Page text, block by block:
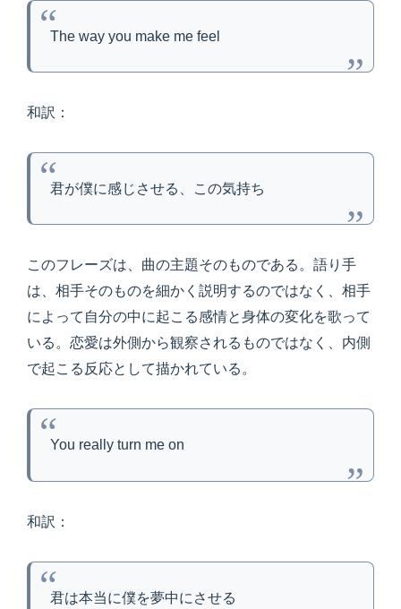
The way you make me feel
和訳：
君が僕に感じさせる、この気持ち
このフレーズは、曲の主題そのものである。語り手
は、相手そのものを細かく説明するのではなく、相手
によって自分の中に起こる感情と身体の変化を歌って
いる。恋愛は外側から観察されるものではなく、内側
で起こる反応として描かれている。
You really turn me on
和訳：
君は本当に僕を夢中にさせる